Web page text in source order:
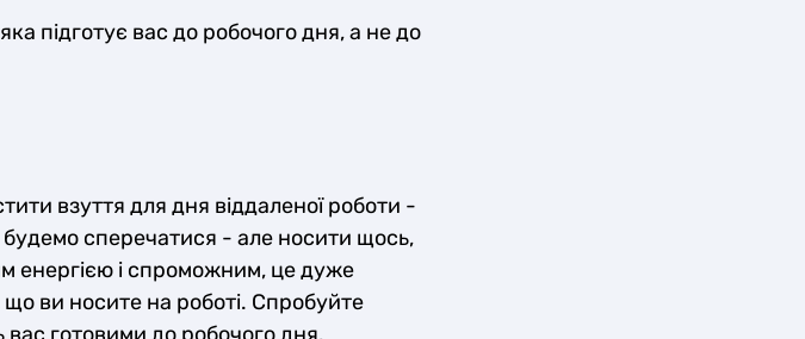
підготує вас до робочого дня, а не до
взуття для дня віддаленої роботи -
сперечатися - але носити щось,
енергією і спроможним, це дуже
ви носите на роботі. Спробуйте